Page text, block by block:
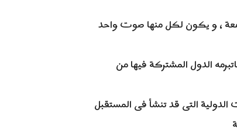
، و يكون لكل منها صوت واحد
الدول المشتركة فيها من
التى قد تنشأ فى المستقبل